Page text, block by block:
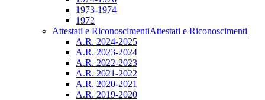
1973-1974
1972
Attestati e RiconoscimentiAttestati e Riconoscimenti
A.R. 2024-2025
A.R. 2023-2024
A.R. 2022-2023
A.R. 2021-2022
A.R. 2020-2021
A.R. 2019-2020